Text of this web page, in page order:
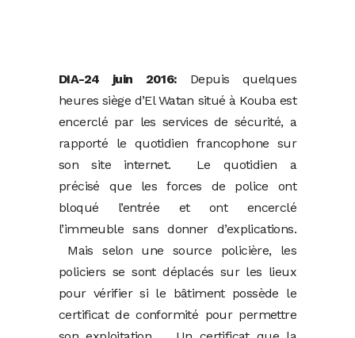
DIA-24 juin 2016: Depuis quelques
heures siège d’El Watan situé à Kouba est
encerclé par les services de sécurité, a
rapporté le quotidien francophone sur
son site internet.
Le quotidien a
précisé que les forces de police ont
bloqué l’entrée et ont encerclé
l’immeuble sans donner d’explications.
Mais selon une source policière, les
policiers se sont déplacés sur les lieux
pour vérifier si le bâtiment possède le
certificat de conformité pour permettre